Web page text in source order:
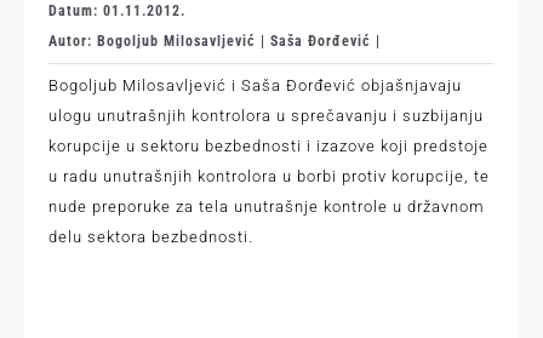
Datum: 01.11.2012.
Autor: Bogoljub Milosavljević | Saša Đorđević |
Bogoljub Milosavljević i Saša Đorđević objašnjavaju
ulogu unutrašnjih kontrolora u sprečavanju i suzbijanju
korupcije u sektoru bezbednosti i izazove koji predstoje
u radu unutrašnjih kontrolora u borbi protiv korupcije, te
nude preporuke za tela unutrašnje kontrole u državnom
delu sektora bezbednosti.